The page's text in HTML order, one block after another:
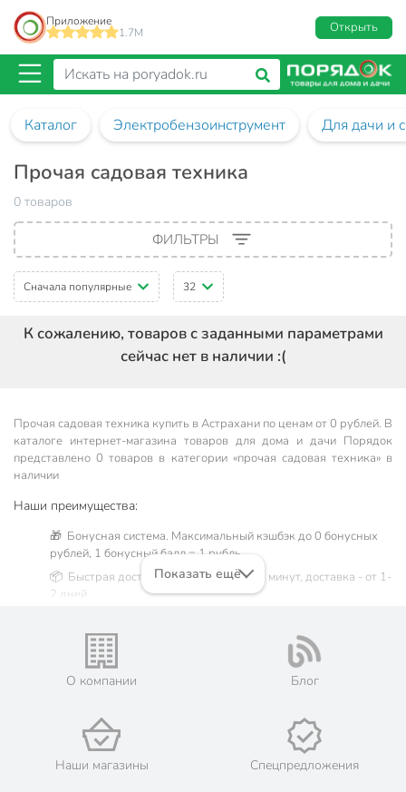
Приложение
1.7M
Открыть
Каталог Электробензоинструмент Для дачи и
Прочая садовая техника
0 товаров
ФИЛЬТРЫ
Сначала популярные 32
К сожалению, товаров с заданными параметрами
сейчас нет в наличии :(
Прочая садовая техника купить в Астрахани по ценам от 0 рублей. В
каталоге интернет-магазина товаров для дома и дачи Порядок
представлено 0 товаров в категории «прочая садовая техника» в
наличии
Наши преимущества:
🎁 Бонусная система. Максимальный кэшбэк до 0 бонусных
рублей, 1 бонусный балл = 1 рубль.
📦 Быстрая доставка. Самовывоз от 60 минут, доставка - от 1-
2 дней.
Жители Астраханской области могут сделать заказ и оплатить
его онлайн на официальном сайте сети магазинов Порядок.
Мы предлагаем бесплатную курьерскую доставку для товара
«прочая садовая техника» при заказе от 3000 рублей в такие
Харабали, Ахтубинск, Володарский, Енотаевка, Лиман,
Началово, Чёрный Яр.
💳 Оплата: онлайн на сайте интернет-гипермаркета или
Показать ещё
О компании Блог
Наши магазины Спецпредложения